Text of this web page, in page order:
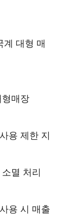
계 대형 매
매장
용 제한 지
멸 처리
용 시 매출